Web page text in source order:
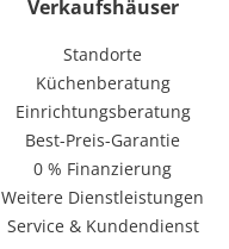
Verkaufshäuser
Standorte
Küchenberatung
Einrichtungsberatung
Best-Preis-Garantie
0 % Finanzierung
Weitere Dienstleistungen
Service & Kundendienst